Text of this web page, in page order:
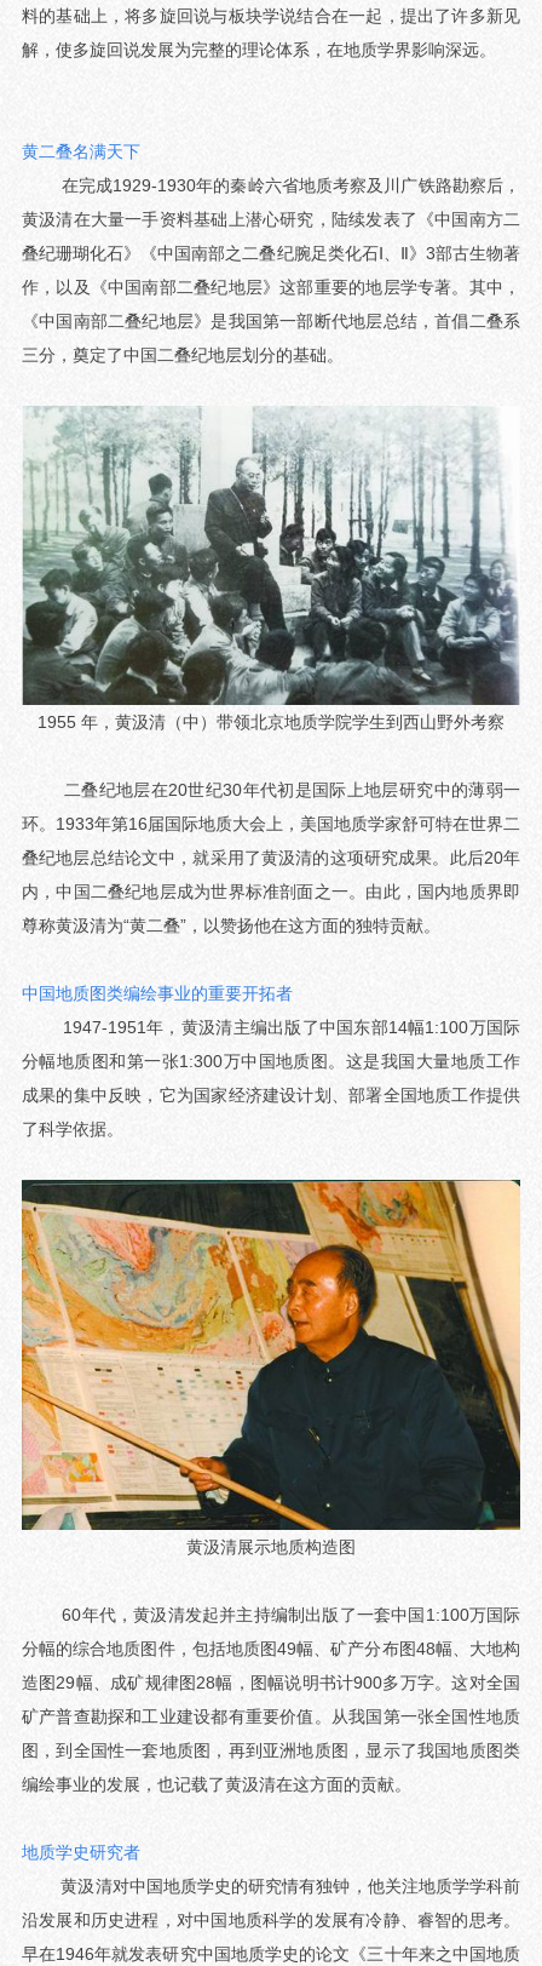
料的基础上，将多旋回说与板块学说结合在一起，提出了许多新见
解，使多旋回说发展为完整的理论体系，在地质学界影响深远。
黄二叠名满天下
在完成1929-1930年的秦岭六省地质考察及川广铁路勘察后，
黄汲清在大量一手资料基础上潜心研究，陆续发表了《中国南方二
叠纪珊瑚化石》《中国南部之二叠纪腕足类化石Ⅰ、Ⅱ》3部古生物著
作，以及《中国南部二叠纪地层》这部重要的地层学专著。其中，
《中国南部二叠纪地层》是我国第一部断代地层总结，首倡二叠系
三分，奠定了中国二叠纪地层划分的基础。
1955 年，黄汲清（中）带领北京地质学院学生到西山野外考察
二叠纪地层在20世纪30年代初是国际上地层研究中的薄弱一
环。1933年第16届国际地质大会上，美国地质学家舒可特在世界二
叠纪地层总结论文中，就采用了黄汲清的这项研究成果。此后20年
内，中国二叠纪地层成为世界标准剖面之一。由此，国内地质界即
尊称黄汲清为“黄二叠”，以赞扬他在这方面的独特贡献。
中国地质图类编绘事业的重要开拓者
1947-1951年，黄汲清主编出版了中国东部14幅1:100万国际
分幅地质图和第一张1:300万中国地质图。这是我国大量地质工作
成果的集中反映，它为国家经济建设计划、部署全国地质工作提供
了科学依据。
黄汲清展示地质构造图
60年代，黄汲清发起并主持编制出版了一套中国1:100万国际
分幅的综合地质图件，包括地质图49幅、矿产分布图48幅、大地构
造图29幅、成矿规律图28幅，图幅说明书计900多万字。这对全国
矿产普查勘探和工业建设都有重要价值。从我国第一张全国性地质
图，到全国性一套地质图，再到亚洲地质图，显示了我国地质图类
编绘事业的发展，也记载了黄汲清在这方面的贡献。
地质学史研究者
黄汲清对中国地质学史的研究情有独钟，他关注地质学学科前
沿发展和历史进程，对中国地质科学的发展有冷静、睿智的思考。
早在1946年就发表研究中国地质学史的论文《三十年来之中国地质